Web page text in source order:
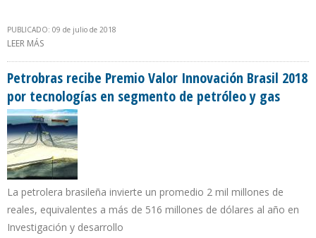
PUBLICADO: 09 de julio de 2018
LEER MÁS
Petrobras recibe Premio Valor Innovación Brasil 2018
por tecnologías en segmento de petróleo y gas
La petrolera brasileña invierte un promedio 2 mil millones de
reales, equivalentes a más de 516 millones de dólares al año en
Investigación y desarrollo